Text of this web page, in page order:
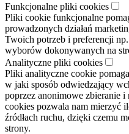
Funkcjonalne pliki cookies
Pliki cookie funkcjonalne
prowadzonych działań
Twoich potrzeb i preferencji
wyborów dokonywanych na
Analityczne pliki cookies
Pliki analityczne cookie
w jaki sposób odwiedzający
poprzez anonimowe zbieranie
cookies pozwala nam mierzyć
źródłach ruchu, dzięki czemu
strony.